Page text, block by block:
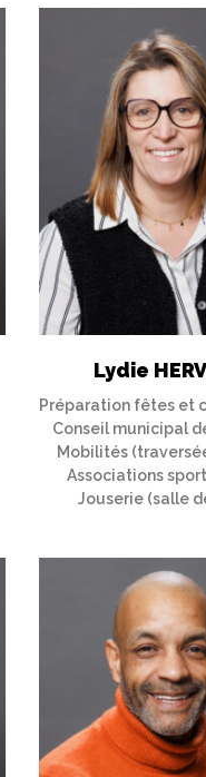
Lydie
Préparation fêtes et
Conseil municipal
Mobilités (traversée
Associations
Jouserie (salle